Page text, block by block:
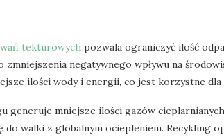
tekturowych pozwala ograniczyć ilość
zmniejszenia negatywnego wpływu na
ilości wody i energii, co jest korzystne
generuje mniejsze ilości gazów
do walki z globalnym ociepleniem. Recykling